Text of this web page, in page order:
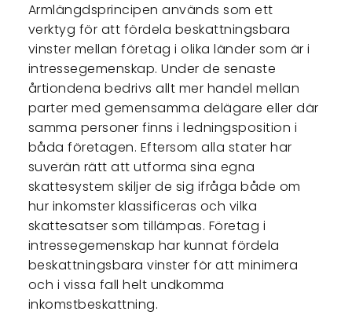
Armlängdsprincipen används som ett
verktyg för att fördela beskattningsbara
vinster mellan företag i olika länder som är i
intressegemenskap. Under de senaste
årtiondena bedrivs allt mer handel mellan
parter med gemensamma delägare eller där
samma personer finns i ledningsposition i
båda företagen. Eftersom alla stater har
suverän rätt att utforma sina egna
skattesystem skiljer de sig ifråga både om
hur inkomster klassificeras och vilka
skattesatser som tillämpas. Företag i
intressegemenskap har kunnat fördela
beskattningsbara vinster för att minimera
och i vissa fall helt undkomma
inkomstbeskattning.